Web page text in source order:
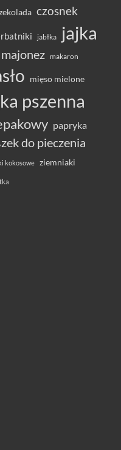
czosnek
jabłka jajka
majonez makaron
mięso mielone
pszenna
papryka
do pieczenia
kokosowe ziemniaki